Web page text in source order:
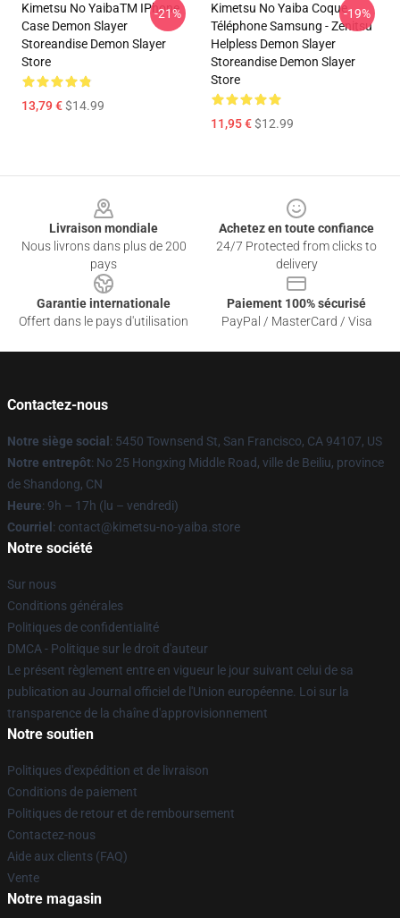
Kimetsu No YaibaTM IPhone
Case Demon Slayer
Storeandise Demon Slayer
Store
13,79 €$14.99
-21%
Kimetsu No Yaiba Coque
Téléphone Samsung - Zenitsu
Helpless Demon Slayer
Storeandise Demon Slayer
Store
11,95 €$12.99
-19%
Livraison mondiale
Nous livrons dans plus de 200
pays
Achetez en toute confiance
24/7 Protected from clicks to
delivery
Garantie internationale
Offert dans le pays d'utilisation
Paiement 100% sécurisé
PayPal / MasterCard / Visa
Contactez-nous
Notre siège social : 5450 Townsend St, San Francisco, CA 94107, US
Notre entrepôt: No 25 Hongxing Middle Road, ville de Beiliu, province
de Shandong, CN
Heure: 9h – 17h (lu – vendredi)
Courriel : contact@kimetsu-no-yaiba.store
Notre société
Sur nous
Conditions générales
Politiques de confidentialité
DMCA - Politique sur le droit d'auteur
Le présent règlement entre en vigueur le jour suivant celui de sa
publication au Journal officiel de l'Union européenne. Loi sur la
transparence de la chaîne d'approvisionnement
Notre soutien
Politiques d'expédition et de livraison
Conditions de paiement
Politiques de retour et de remboursement
Contactez-nous
Aide aux clients (FAQ)
Vente
Notre magasin